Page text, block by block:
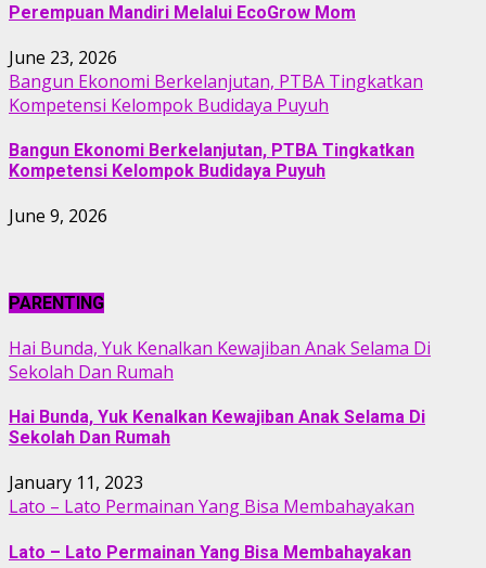
Perempuan Mandiri Melalui EcoGrow Mom
June 23, 2026
Bangun Ekonomi Berkelanjutan, PTBA Tingkatkan
Kompetensi Kelompok Budidaya Puyuh
Bangun Ekonomi Berkelanjutan, PTBA Tingkatkan
Kompetensi Kelompok Budidaya Puyuh
June 9, 2026
PARENTING
Hai Bunda, Yuk Kenalkan Kewajiban Anak Selama Di
Sekolah Dan Rumah
Hai Bunda, Yuk Kenalkan Kewajiban Anak Selama Di
Sekolah Dan Rumah
January 11, 2023
Lato – Lato Permainan Yang Bisa Membahayakan
Lato – Lato Permainan Yang Bisa Membahayakan